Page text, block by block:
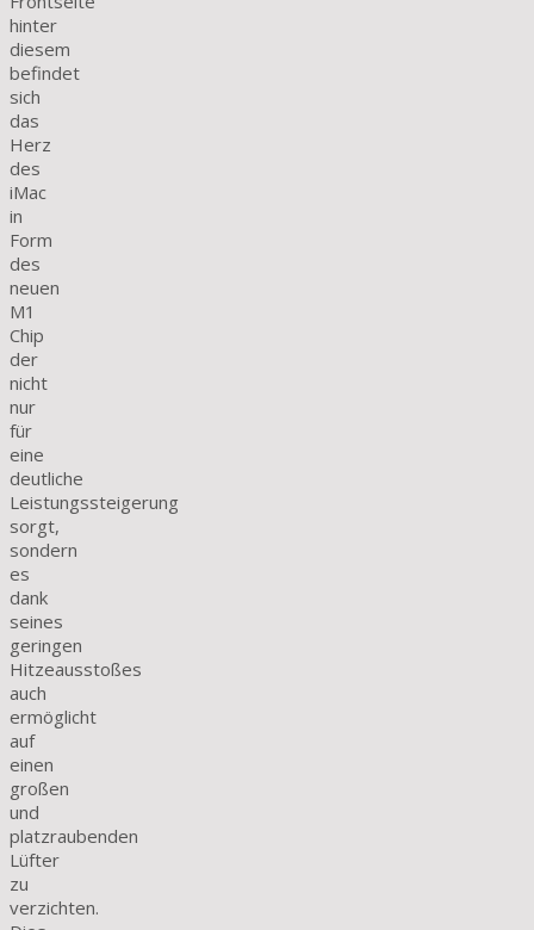
hinter
diesem
befindet
sich
das
Herz
des
iMac
in
Form
des
neuen
M1
Chip
der
nicht
nur
für
eine
deutliche
Leistungssteigerung
sorgt,
sondern
es
dank
seines
geringen
Hitzeausstoßes
auch
ermöglicht
auf
einen
großen
und
platzraubenden
Lüfter
zu
verzichten.